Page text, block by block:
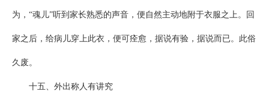
为，“魂儿”听到家长熟悉的声音，便自然主动地附于衣服之上。回
家之后，给病儿穿上此衣，便可痊愈，据说有验，据说而已。此俗
久废。
十五、外出称人有讲究